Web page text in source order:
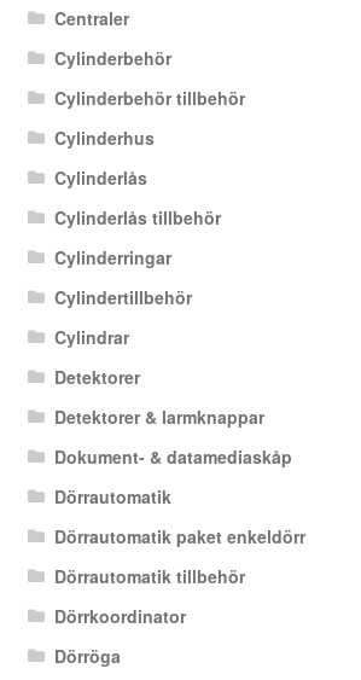
Centraler
Cylinderbehör
Cylinderbehör tillbehör
Cylinderhus
Cylinderlås
Cylinderlås tillbehör
Cylinderringar
Cylindertillbehör
Cylindrar
Detektorer
Detektorer & larmknappar
Dokument- & datamediaskåp
Dörrautomatik
Dörrautomatik paket enkeldörr
Dörrautomatik tillbehör
Dörrkoordinator
Dörröga